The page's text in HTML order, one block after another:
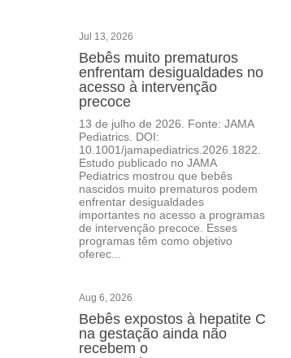
Jul 13, 2026
Bebês muito prematuros
enfrentam desigualdades no
acesso à intervenção
precoce
13 de julho de 2026. Fonte: JAMA
Pediatrics. DOI:
10.1001/jamapediatrics.2026.1822.
Estudo publicado no JAMA
Pediatrics mostrou que bebês
nascidos muito prematuros podem
enfrentar desigualdades
importantes no acesso a programas
de intervenção precoce. Esses
programas têm como objetivo
oferec...
Aug 6, 2026
Bebês expostos à hepatite C
na gestação ainda não
recebem o